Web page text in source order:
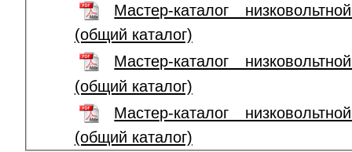
Мастер-каталог
(общий каталог)
Мастер-каталог
(общий каталог)
Мастер-каталог
(общий каталог)